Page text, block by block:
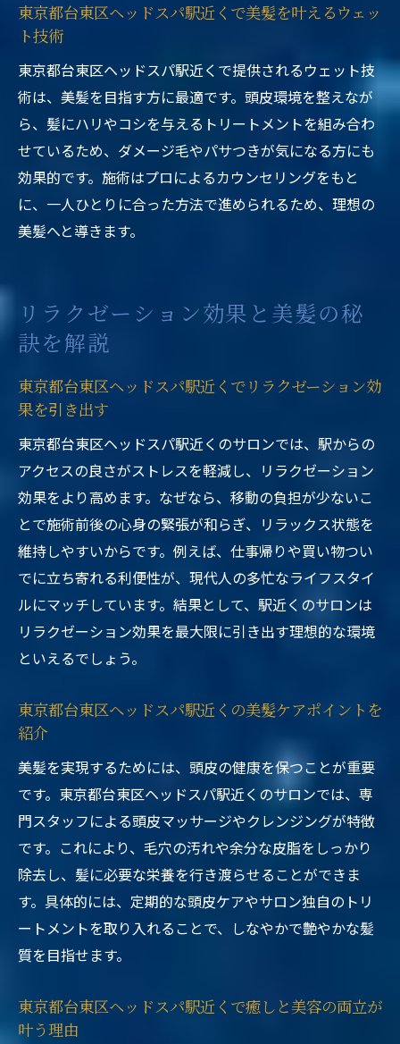
東京都台東区ヘッドスパ駅近くで美髪を叶えるウェッ
ト技術
東京都台東区ヘッドスパ駅近くで提供されるウェット技
術は、美髪を目指す方に最適です。頭皮環境を整えなが
ら、髪にハリやコシを与えるトリートメントを組み合わ
せているため、ダメージ毛やパサつきが気になる方にも
効果的です。施術はプロによるカウンセリングをもと
に、一人ひとりに合った方法で進められるため、理想の
美髪へと導きます。
リラクゼーション効果と美髪の秘
訣を解説
東京都台東区ヘッドスパ駅近くでリラクゼーション効
果を引き出す
東京都台東区ヘッドスパ駅近くのサロンでは、駅からの
アクセスの良さがストレスを軽減し、リラクゼーション
効果をより高めます。なぜなら、移動の負担が少ないこ
とで施術前後の心身の緊張が和らぎ、リラックス状態を
維持しやすいからです。例えば、仕事帰りや買い物つい
でに立ち寄れる利便性が、現代人の多忙なライフスタイ
ルにマッチしています。結果として、駅近くのサロンは
リラクゼーション効果を最大限に引き出す理想的な環境
といえるでしょう。
東京都台東区ヘッドスパ駅近くの美髪ケアポイントを
紹介
美髪を実現するためには、頭皮の健康を保つことが重要
です。東京都台東区ヘッドスパ駅近くのサロンでは、専
門スタッフによる頭皮マッサージやクレンジングが特徴
です。これにより、毛穴の汚れや余分な皮脂をしっかり
除去し、髪に必要な栄養を行き渡らせることができま
す。具体的には、定期的な頭皮ケアやサロン独自のトリ
ートメントを取り入れることで、しなやかで艶やかな髪
質を目指せます。
東京都台東区ヘッドスパ駅近くで癒しと美容の両立が
叶う理由